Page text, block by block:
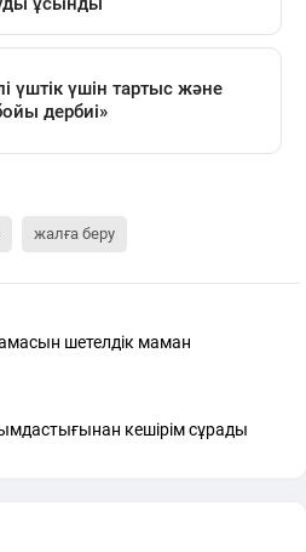
жалға беру
шетелдік маман
кешірім сұрады